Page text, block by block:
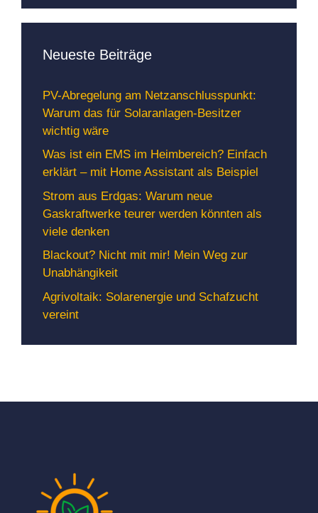
Neueste Beiträge
PV-Abregelung am Netzanschlusspunkt:
Warum das für Solaranlagen-Besitzer
wichtig wäre
Was ist ein EMS im Heimbereich? Einfach
erklärt – mit Home Assistant als Beispiel
Strom aus Erdgas: Warum neue
Gaskraftwerke teurer werden könnten als
viele denken
Blackout? Nicht mit mir! Mein Weg zur
Unabhängikeit
Agrivoltaik: Solarenergie und Schafzucht
vereint